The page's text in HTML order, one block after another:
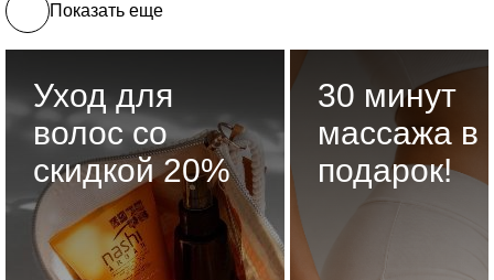
Показать еще
Уход для
волос со
скидкой 20%
30 минут
массажа в
подарок!